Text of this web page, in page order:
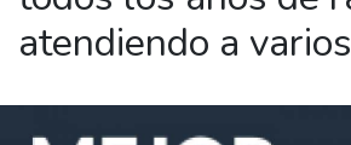
atendiendo a